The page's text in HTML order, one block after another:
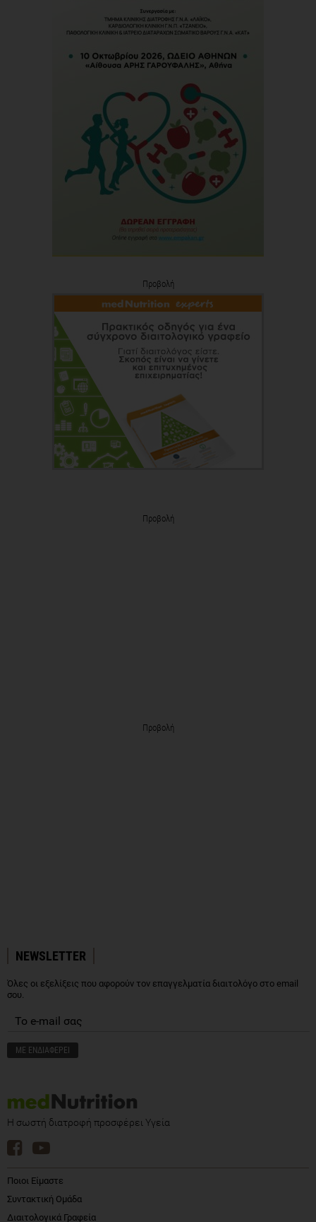
Προβολή
Προβολή
Προβολή
NEWSLETTER
Όλες οι εξελίξεις που αφορούν τον επαγγελματία διαιτολόγο στο email
σου.
Η σωστή διατροφή προσφέρει Υγεία
Ποιοι Είμαστε
Συντακτική Ομάδα
Διαιτολογικά Γραφεία